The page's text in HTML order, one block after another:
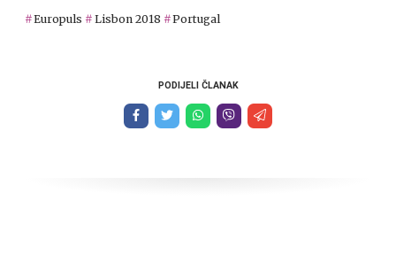
Europuls Lisbon 2018 Portugal
PODIJELI ČLANAK